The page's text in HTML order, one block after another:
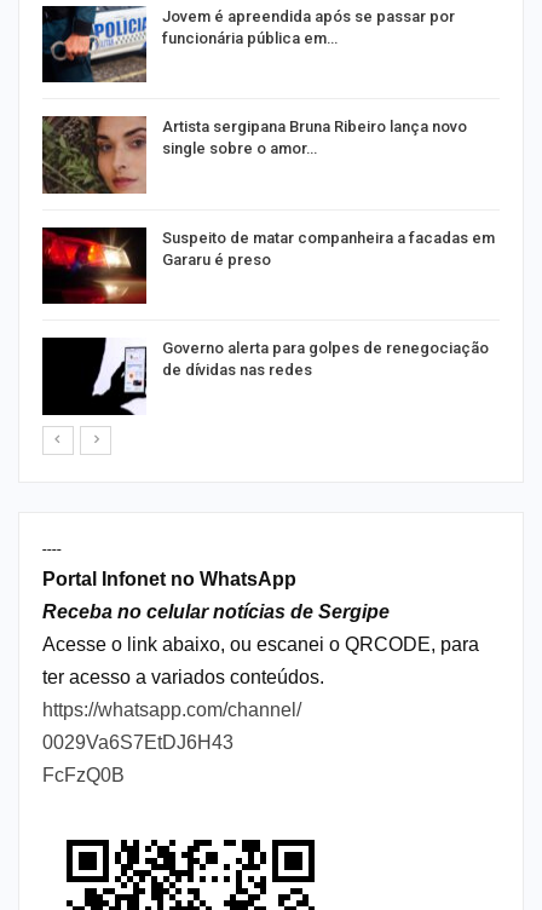
Jovem é apreendida após se passar por
funcionária pública em…
Artista sergipana Bruna Ribeiro lança novo
single sobre o amor…
Suspeito de matar companheira a facadas em
Gararu é preso
Governo alerta para golpes de renegociação
de dívidas nas redes
----
Portal Infonet no WhatsApp
Receba no celular notícias de Sergipe
Acesse o link abaixo, ou escanei o QRCODE, para
ter acesso a variados conteúdos.
https://whatsapp.com/channel/
0029Va6S7EtDJ6H43
FcFzQ0B